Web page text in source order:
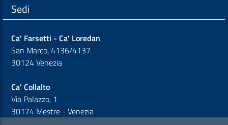
Sedi
Ca' Farsetti - Ca' Loredan
San Marco, 4136/4137
30124 Venezia
Ca' Collalto
Via Palazzo, 1
30174 Mestre - Venezia